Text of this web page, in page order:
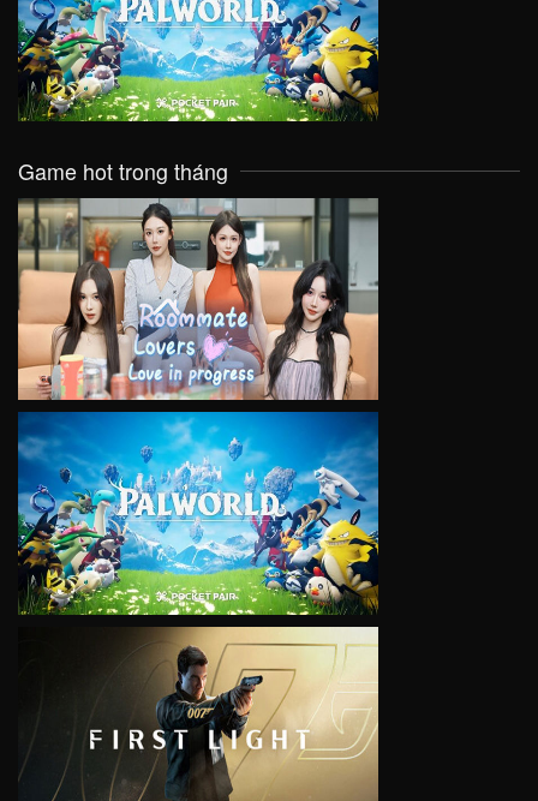
VIEW
Game hot trong tháng
VIEW
VIEW
VIEW